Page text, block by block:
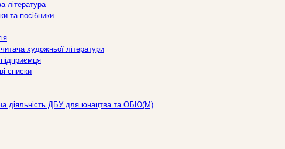
література
та посібники
читача художньої літератури
підприємця
списки
діяльність ДБУ для юнацтва та ОБЮ(М)